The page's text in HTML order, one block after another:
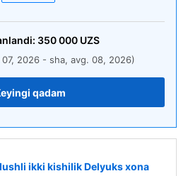
350 000 UZS
2026 - sha, avg. 08, 2026)
qadam
ikki kishilik Delyuks xona